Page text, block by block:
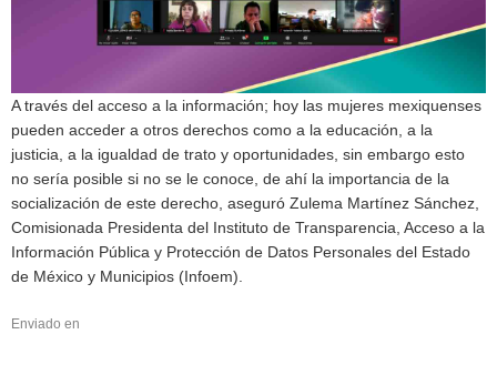
A través del acceso a la información; hoy las mujeres mexiquenses
pueden acceder a otros derechos como a la educación, a la
justicia, a la igualdad de trato y oportunidades, sin embargo esto
no sería posible si no se le conoce, de ahí la importancia de la
socialización de este derecho, aseguró Zulema Martínez Sánchez,
Comisionada Presidenta del Instituto de Transparencia, Acceso a la
Información Pública y Protección de Datos Personales del Estado
de México y Municipios (Infoem).
Enviado en